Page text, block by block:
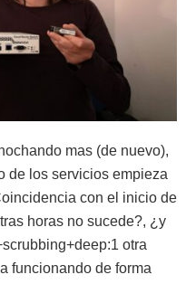
mas (de nuevo),
de los servicios empieza
con el inicio de
horas no sucede?, ¿y
otra
funcionando de forma